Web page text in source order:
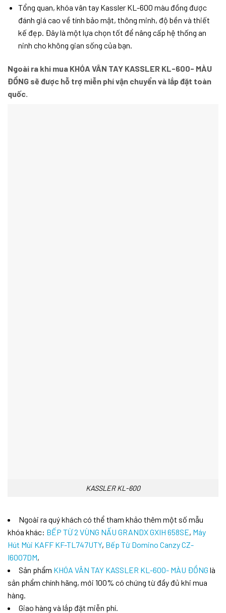
Tổng quan, khóa vân tay Kassler KL-600 màu đồng được
đánh giá cao về tính bảo mật, thông minh, độ bền và thiết
kế đẹp. Đây là một lựa chọn tốt để nâng cấp hệ thống an
ninh cho không gian sống của bạn.
Ngoài ra khi mua KHÓA VÂN TAY KASSLER KL-600- MÀU
ĐỒNG sẽ được hỗ trợ miễn phí vận chuyển và lắp đặt toàn
quốc.
KASSLER KL-600
Ngoài ra quý khách có thể tham khảo thêm một số mẫu
khóa khác: BẾP TỪ 2 VÙNG NẤU GRANDX GXIH 658SE, Máy
Hút Mùi KAFF KF-TL747UTY, Bếp Từ Domino Canzy CZ-
I6007DM,
Sản phẩm KHÓA VÂN TAY KASSLER KL-600- MÀU ĐỒNG là
sản phẩm chính hãng, mới 100% có chứng từ đầy đủ khi mua
hàng.
Giao hàng và lắp đặt miễn phí.